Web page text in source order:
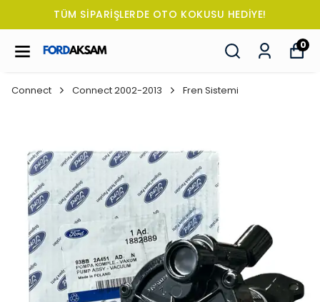
TÜM SİPARİŞLERDE OTO KOKUSU HEDİYE!
0
Connect Connect 2002-2013 Fren Sistemi